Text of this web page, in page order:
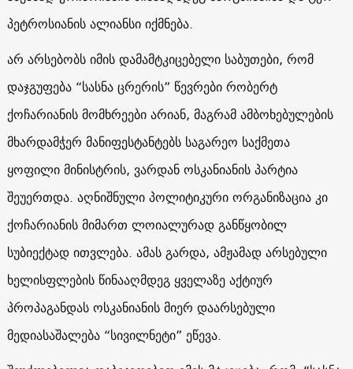
პეტროსიანის ალიანსი იქმნება.
არ არსებობს იმის დამამტკიცებელი საბუთები, რომ
დაჯგუფება “სასნა ცრერის” წევრები რობერტ
ქოჩარიანის მომხრეები არიან, მაგრამ ამბოხებულების
მხარდამჭერ მანიფესტანტებს საგარეო საქმეთა
ყოფილი მინისტრის, ვარდან ოსკანიანის პარტია
შეუერთდა. აღნიშნული პოლიტიკური ორგანიზაცია კი
ქოჩარიანის მიმართ ლოიალურად განწყობილ
სუბიექტად ითვლება. ამას გარდა, ამჟამად არსებული
ხელისფლების წინააღმდეგ ყველაზე აქტიურ
პროპაგანდას ოსკანიანის მიერ დაარსებული
მედიასაშალება “სივილნეტი” ეწევა.